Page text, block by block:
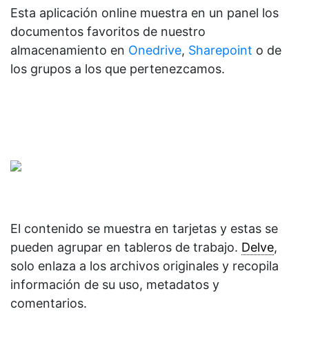
Esta aplicación online muestra en un panel los
documentos favoritos de nuestro
almacenamiento en Onedrive, Sharepoint o de
los grupos a los que pertenezcamos.
El contenido se muestra en tarjetas y estas se
pueden agrupar en tableros de trabajo. Delve,
solo enlaza a los archivos originales y recopila
información de su uso, metadatos y
comentarios.